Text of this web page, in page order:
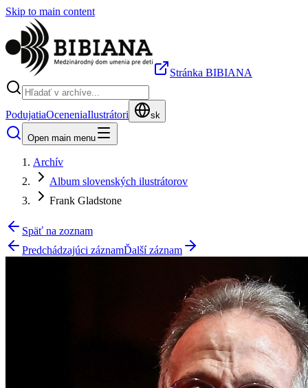
Skip to main content
Stránka BIBIANA
PodujatiaOceneniaIlustrátori sk
Open main menu
Archív
Album slovenských ilustrátorov
Frank Gladstone
Späť na zoznam
Predchádzajúci záznamĎalší záznam